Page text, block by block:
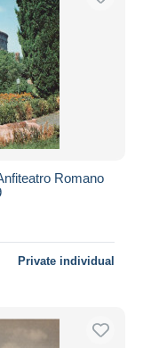
Romano
Private individual